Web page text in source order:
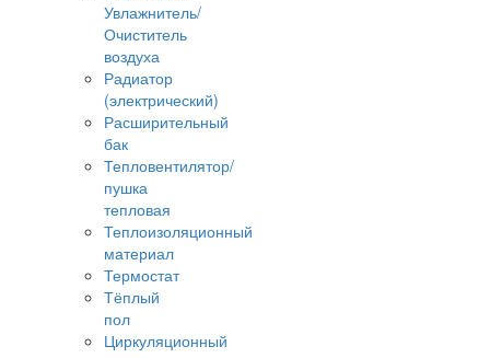
Увлажнитель/
Очиститель
воздуха
Радиатор
(электрический)
Расширительный
бак
Тепловентилятор/
пушка
тепловая
Теплоизоляционный
материал
Термостат
Тёплый
пол
Циркуляционный